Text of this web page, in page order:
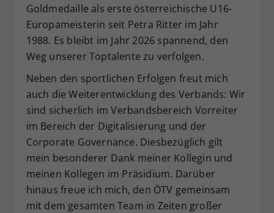
Goldmedaille als erste österreichische U16-
Europameisterin seit Petra Ritter im Jahr
1988. Es bleibt im Jahr 2026 spannend, den
Weg unserer Toptalente zu verfolgen.
Neben den sportlichen Erfolgen freut mich
auch die Weiterentwicklung des Verbands: Wir
sind sicherlich im Verbandsbereich Vorreiter
im Bereich der Digitalisierung und der
Corporate Governance. Diesbezüglich gilt
mein besonderer Dank meiner Kollegin und
meinen Kollegen im Präsidium. Darüber
hinaus freue ich mich, den ÖTV gemeinsam
mit dem gesamten Team in Zeiten großer